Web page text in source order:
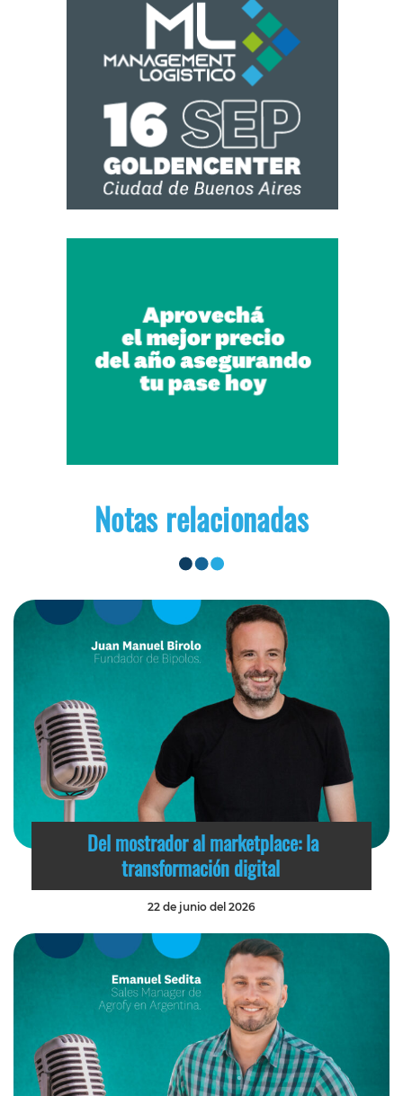
Notas relacionadas
Del mostrador al marketplace: la
transformación digital
22 de junio del 2026